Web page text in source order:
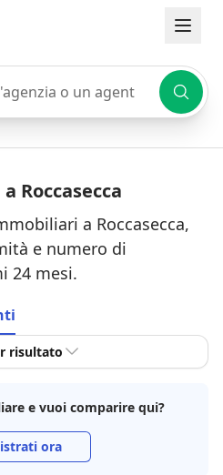
o un agente
Roccasecca
a Roccasecca,
e numero di
24 mesi.
risultato
e vuoi comparire qui?
ora